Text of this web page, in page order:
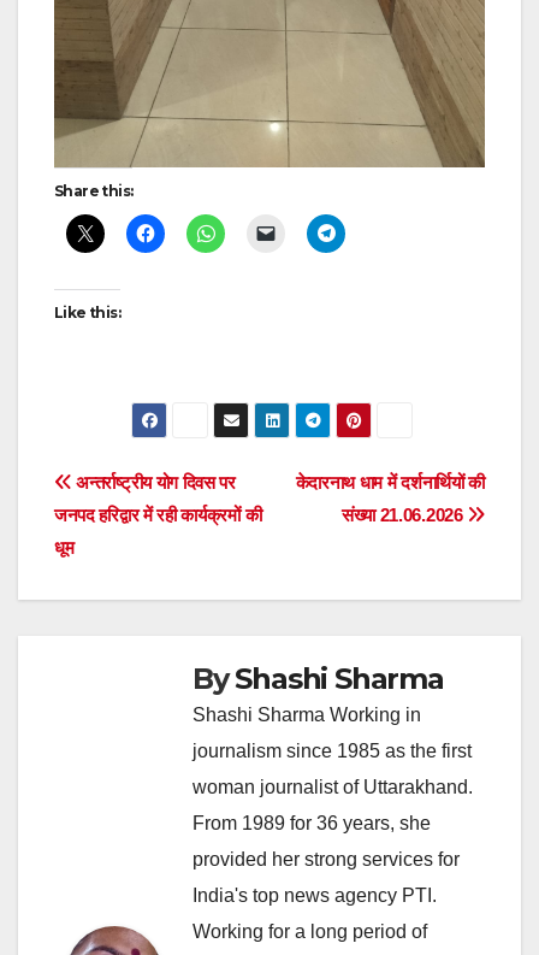
Share this:
Like this:
Post
navigation
केदारनाथ धाम में दर्शनार्थियों की
संख्या 21.06.2026
अन्तर्राष्ट्रीय योग दिवस पर
जनपद हरिद्वार में रही कार्यक्रमों की
धूम
ByShashi Sharma
Shashi Sharma Working in
journalism since 1985 as the first
woman journalist of Uttarakhand.
From 1989 for 36 years, she
provided her strong services for
India's top news agency PTI.
Working for a long period of